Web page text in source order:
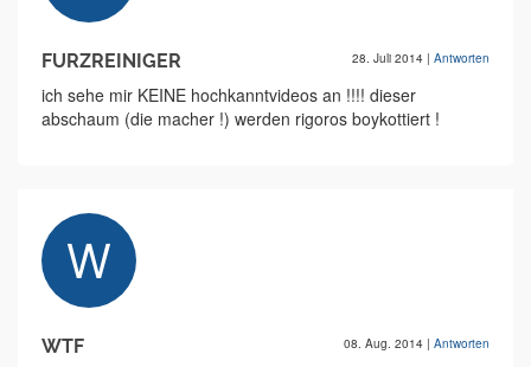
FURZREINIGER 28. Juli 2014 | Antworten
ich sehe mir KEINE hochkanntvideos an !!!! dieser
abschaum (die macher !) werden rigoros boykottiert !
WTF 08. Aug. 2014 | Antworten